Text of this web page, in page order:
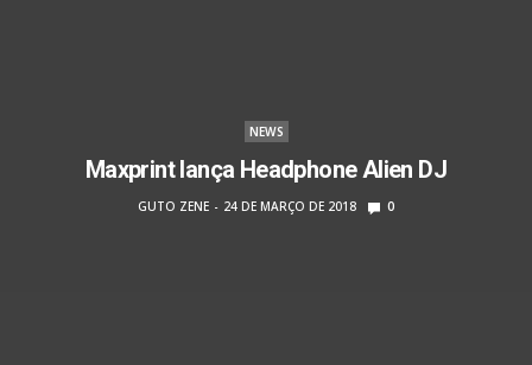
NEWS
Maxprint lança Headphone Alien DJ
GUTO ZENE 24 DE MARÇO DE 2018 0